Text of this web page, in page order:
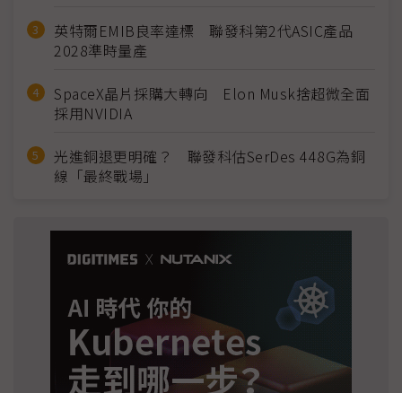
英特爾EMIB良率達標 聯發科第2代ASIC產品
2028準時量產
SpaceX晶片採購大轉向 Elon Musk捨超微全面
採用NVIDIA
光進銅退更明確？ 聯發科估SerDes 448G為銅
線「最終戰場」